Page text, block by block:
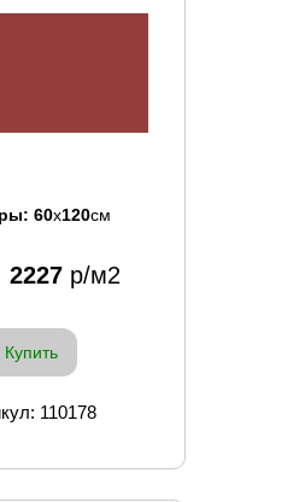
60x120см
2227 р/м2
Купить
110178